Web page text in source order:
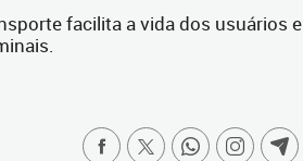
facilita a vida dos usuários e